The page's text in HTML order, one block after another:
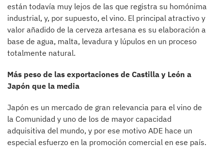
están todavía muy lejos de las que registra su homónima
industrial, y, por supuesto, el vino. El principal atractivo y
valor añadido de la cerveza artesana es su elaboración a
base de agua, malta, levadura y lúpulos en un proceso
totalmente natural.
Más peso de las exportaciones de Castilla y León a
Japón que la media
Japón es un mercado de gran relevancia para el vino de
la Comunidad y uno de los de mayor capacidad
adquisitiva del mundo, y por ese motivo ADE hace un
especial esfuerzo en la promoción comercial en ese país.